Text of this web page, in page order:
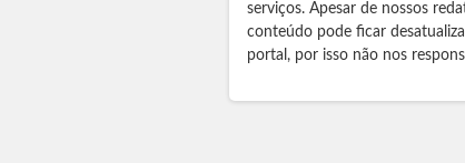
serviços. Apesar de nossos
conteúdo pode ficar
portal, por isso não nos